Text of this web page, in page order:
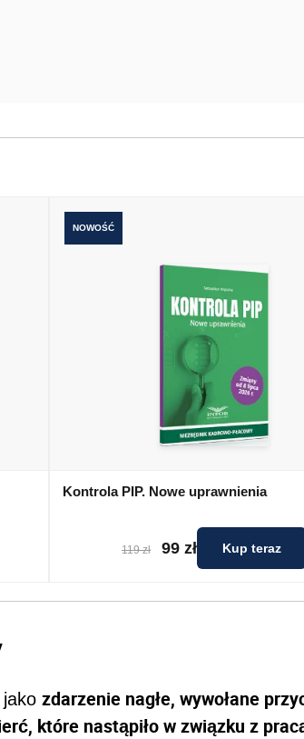
NOWOŚĆ
Kontrola PIP. Nowe uprawnienia
119 zł 99 zł Kup teraz
zdarzenie nagłe, wywołane
które nastąpiło w związku z